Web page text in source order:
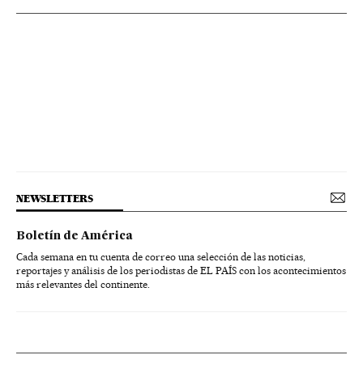
NEWSLETTERS
Boletín de América
Cada semana en tu cuenta de correo una selección de las noticias,
reportajes y análisis de los periodistas de EL PAÍS con los acontecimientos
más relevantes del continente.